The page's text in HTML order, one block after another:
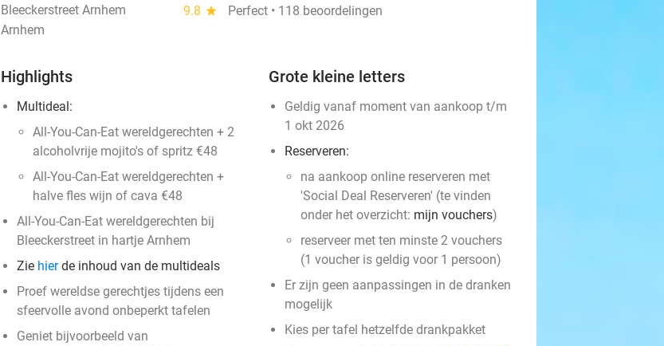
Bleeckerstreet Arnhem 9.8 star
Perfect • 118 beoordelingen
Arnhem
Highlights
Multideal:
All-You-Can-Eat wereldgerechten + 2
alcoholvrije mojito's of spritz €48
All-You-Can-Eat wereldgerechten +
halve fles wijn of cava €48
All-You-Can-Eat wereldgerechten bij
Bleeckerstreet in hartje Arnhem
Zie hierde inhoud van de multideals
Proef wereldse gerechtjes tijdens een
sfeervolle avond onbeperkt tafelen
Geniet bijvoorbeeld van
Grote kleine letters
Geldig vanaf moment van aankoop t/m
1 okt 2026
Reserveren:
na aankoop online reserveren met
'Social Deal Reserveren' (te vinden
onder het overzicht: mijn vouchers)
reserveer met ten minste 2 vouchers
(1 voucher is geldig voor 1 persoon)
Er zijn geen aanpassingen in de dranken
mogelijk
Kies per tafel hetzelfde drankpakket